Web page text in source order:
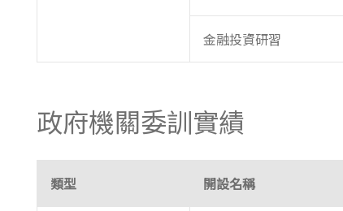
金融投資研習
政府機關委訓實績
類型 開設名稱